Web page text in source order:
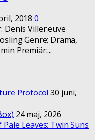
2018 0
Denis Villeneuve
Genre: Drama,
Premiär:...
Protocol 30 juni,
24 maj, 2026
Leaves: Twin Suns